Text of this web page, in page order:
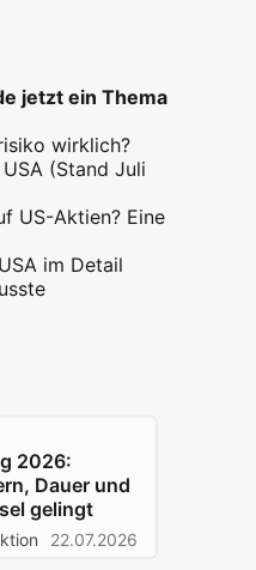
jetzt ein Thema
wirklich?
(Stand Juli
will
US-Aktien? Eine
spricht
nichts
im Detail
2026:
Dauer und
gelingt
22.07.2026